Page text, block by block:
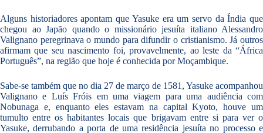
Alguns historiadores apontam que Yasuke era um servo da Índia que
chegou ao Japão quando o missionário jesuíta italiano Alessandro
Valignano peregrinava o mundo para difundir o cristianismo. Já outros
afirmam que seu nascimento foi, provavelmente, ao leste da “África
Português”, na região que hoje é conhecida por Moçambique.
Sabe-se também que no dia 27 de março de 1581, Yasuke acompanhou
Valignano e Luís Fróis em uma viagem para uma audiência com
Nobunaga e, enquanto eles estavam na capital Kyoto, houve um
tumulto entre os habitantes locais que brigavam entre si para ver o
Yasuke, derrubando a porta de uma residência jesuíta no processo e